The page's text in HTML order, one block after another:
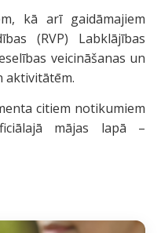
kā arī gaidāmajiem
(RVP) Labklājības
veicināšanas un
aktivitātēm.
citiem notikumiem
mājas lapā –